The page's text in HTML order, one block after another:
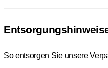
So entsorgen Sie unsere